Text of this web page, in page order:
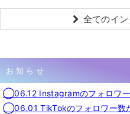
全てのイ
お知らせ
◯06.12 Instagramのフォロワー
◯06.01 TikTokのフォロワー数